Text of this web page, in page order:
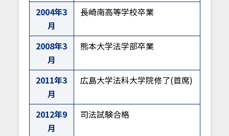
2004年3
月
長崎南高等学校卒業
2008年3
月
熊本大学法学部卒業
2011年3
月
広島大学法科大学院修了(首席)
2012年9
月
司法試験合格